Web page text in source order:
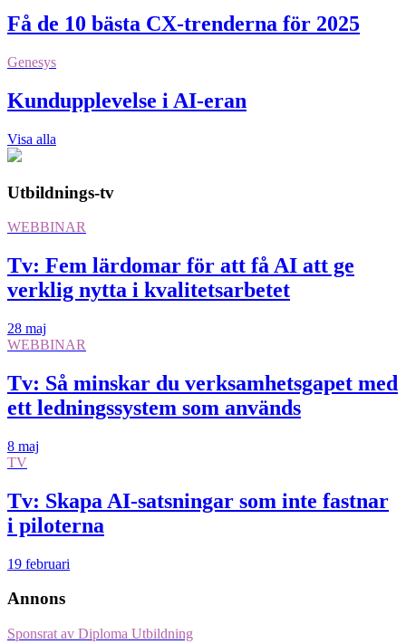
Få de 10 bästa CX-trenderna för 2025
Genesys
Kundupplevelse i AI-eran
Visa alla
Utbildnings-tv
WEBBINAR
Tv: Fem lärdomar för att få AI att ge
verklig nytta i kvalitetsarbetet
28 maj
WEBBINAR
Tv: Så minskar du verksamhetsgapet med
ett ledningssystem som används
8 maj
TV
Tv: Skapa AI-satsningar som inte fastnar
i piloterna
19 februari
Annons
Sponsrat av Diploma Utbildning